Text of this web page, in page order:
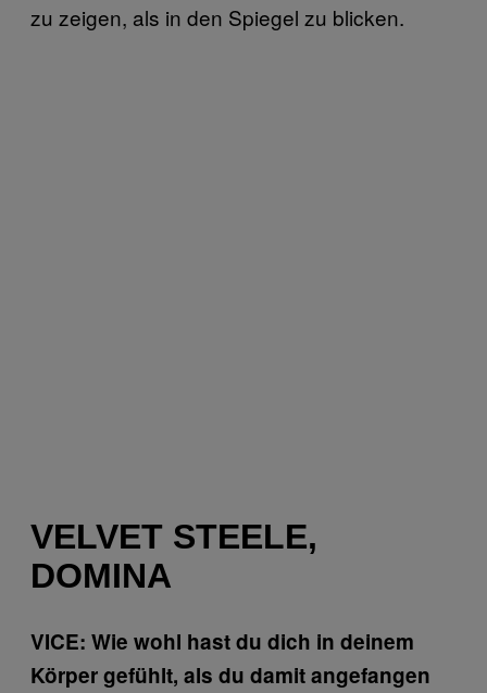
zu zeigen, als in den Spiegel zu blicken.
VELVET STEELE,
DOMINA
VICE: Wie wohl hast du dich in deinem
Körper gefühlt, als du damit angefangen